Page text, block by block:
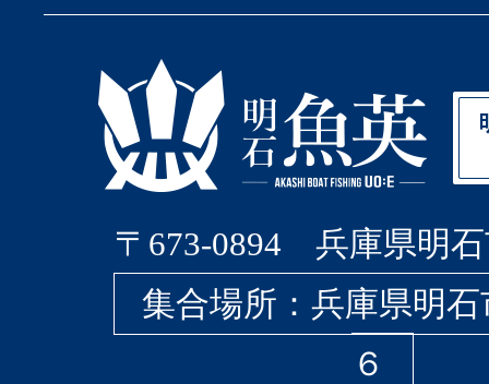
〒673-0894 兵庫県明石
集合場所：兵庫県明
６